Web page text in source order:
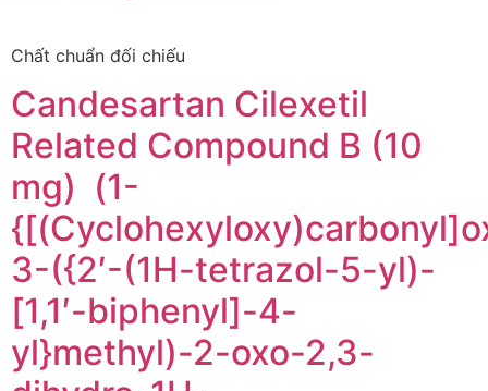
Chất chuẩn đối chiếu
Candesartan Cilexetil
Related Compound B (10
mg) (1-
3-({2′-(1H-tetrazol-5-yl)-
[1,1′-biphenyl]-4-
yl}methyl)-2-oxo-2,3-